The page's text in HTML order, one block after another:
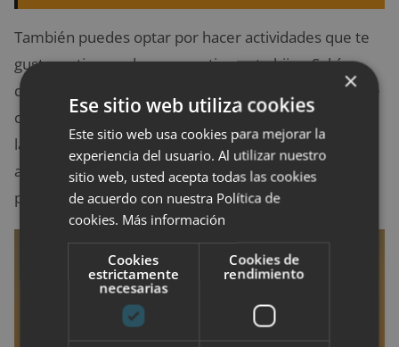
También puedes optar por hacer actividades que te
gusten a ti y puedas compartir con tu hijo. ¿Sabías
que se puede hacer yoga o pilares con bebés? ¿Y que
cada vez hay más salas de cine que hacen sesiones a
las que puedes ir con un bebé? Esto puede ayudarte
a ver que ser madre y mujer a la vez es
perfectamente compatible.
×
Ese sitio web utiliza cookies
Este sitio web usa cookies para mejorar la
experiencia del usuario. Al utilizar nuestro
sitio web, usted acepta todas las cookies
de acuerdo con nuestra Política de
cookies. Más información
Cookies
estrictamente
necesarias
Cookies de
rendimiento